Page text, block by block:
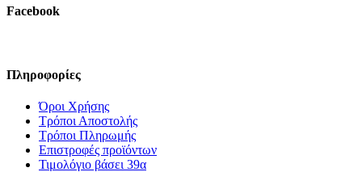
Facebook
Πληροφορίες
Όροι Χρήσης
Τρόποι Αποστολής
Τρόποι Πληρωμής
Επιστροφές προϊόντων
Τιμολόγιο βάσει 39α